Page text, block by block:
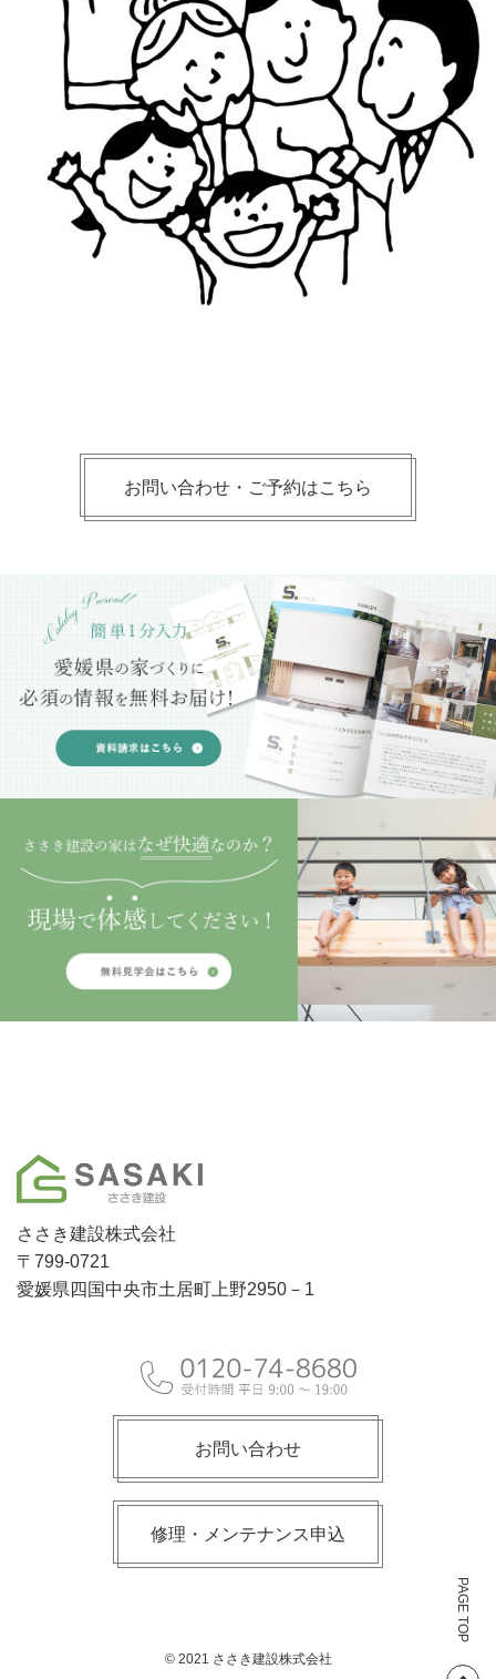
お問い合わせ・ご予約はこちら
PAGE TOP
ささき建設株式会社
〒799-0721
愛媛県四国中央市土居町上野2950－1
お問い合わせ
修理・メンテナンス申込
© 2021 ささき建設株式会社